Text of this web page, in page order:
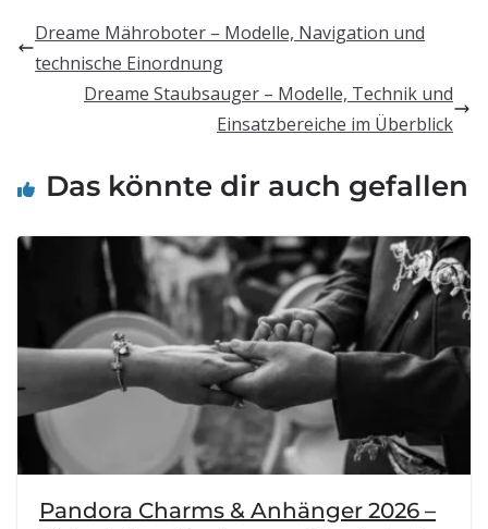
Dreame Mähroboter – Modelle, Navigation und
technische Einordnung
Dreame Staubsauger – Modelle, Technik und
Einsatzbereiche im Überblick
Das könnte dir auch gefallen
Pandora Charms & Anhänger 2026 –